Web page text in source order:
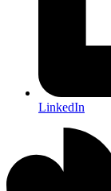
LinkedIn